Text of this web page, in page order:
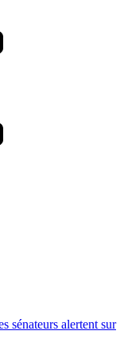
sénateurs alertent sur